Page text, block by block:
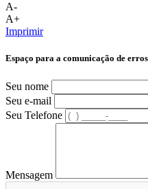
A-
A+
Imprimir
Espaço para a comunicação de
Seu nome
Seu e-mail
Seu Telefone
Mensagem